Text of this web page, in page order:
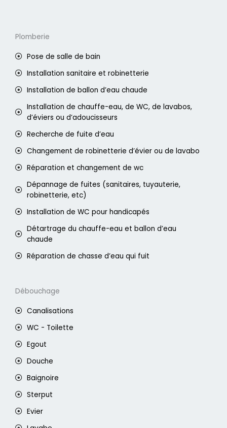
Plomberie
Pose de salle de bain
Installation sanitaire et robinetterie
Installation de ballon d’eau chaude
Installation de chauffe-eau, de WC, de lavabos,
d’éviers ou d’adoucisseurs
Recherche de fuite d’eau
Changement de robinetterie d’évier ou de lavabo
Réparation et changement de wc
Dépannage de fuites (sanitaires, tuyauterie,
robinetterie, etc)
Installation de WC pour handicapés
Détartrage du chauffe-eau et ballon d’eau
chaude
Réparation de chasse d’eau qui fuit
Débouchage
Canalisations
WC - Toilette
Egout
Douche
Baignoire
Sterput
Evier